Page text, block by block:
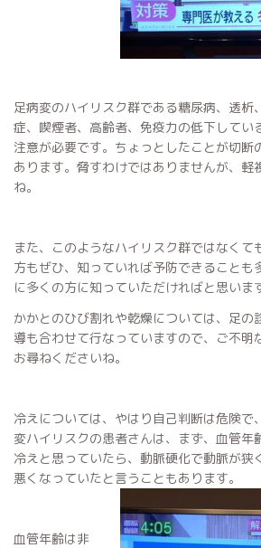
足病変のハイリスク群である糖尿病、透析
症、喫煙者、高齢者、免疫力の低下してい
注意が必要です。ちょっとしたことが切断
あります。脅すわけではありませんが、軽
ね。
また、このようなハイリスク群ではなくて
方もぜひ、知っていれば予防できることも
に多くの方に知っていただければと思いま
かかとのひび割れや乾燥については、足の
導も合わせて行なっていますので、ご不明
お尋ねくださいね。
冷えについては、やはり自己判断は危険で
変ハイリスクの患者さんは、まず、血管年
冷えと思っていたら、動脈硬化で動脈が狭
悪くなっていたと言うこともあります。
血管年齢は非